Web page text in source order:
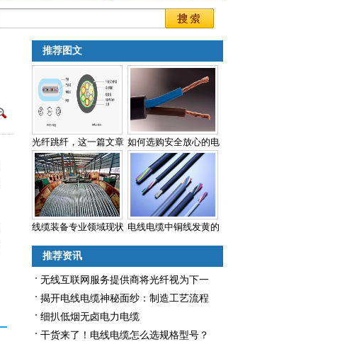
推荐图文
光纤跳纤，这一篇文章 如何选购安全放心的电
线缆装备专业领域现状 电线电缆中铜线发黄的
推荐资讯
无线互联网服务提供商将光纤视为下一
个增长领域
揭开电线电缆神秘面纱：制造工艺流程
详解
细扒低烟无卤电力电缆
干货来了！电线电缆怎么选规格型号？